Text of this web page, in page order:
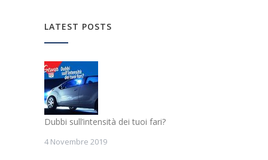
LATEST POSTS
Dubbi sull’intensità dei tuoi fari?
4 Novembre 2019